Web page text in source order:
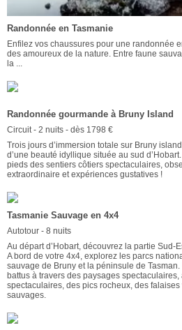
Randonnée en Tasmanie
Enfilez vos chaussures pour une randonnée
des amoureux de la nature. Entre faune
la ...
Randonnée gourmande à Bruny Island
Circuit - 2 nuits - dès 1798 €
Trois jours d’immersion totale sur Bruny
d’une beauté idyllique située au sud
pieds des sentiers côtiers spectaculaires,
extraordinaire et expériences gustatives !
Tasmanie Sauvage en 4x4
Autotour - 8 nuits
Au départ d’Hobart, découvrez la partie Sud-
A bord de votre 4x4, explorez les parcs
sauvage de Bruny et la péninsule de
battus à travers des paysages
spectaculaires, des pics rocheux, des
sauvages.